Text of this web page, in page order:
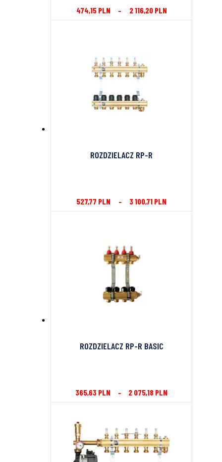
474,15 PLN – 2 116,20 PLN
ROZDZIELACZ RP-R
527,77 PLN – 3 100,71 PLN
ROZDZIELACZ RP-R BASIC
365,63 PLN – 2 075,18 PLN